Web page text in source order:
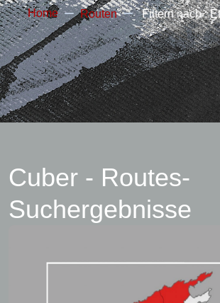
Home Routen Filtern nach :
Cuber - Routes-
Suchergebnisse